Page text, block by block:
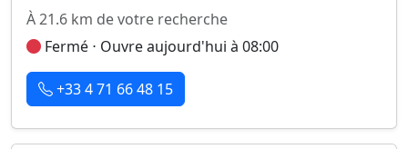
À 21.6 km de votre recherche
Fermé ⋅ Ouvre aujourd'hui à 08:00
+33 4 71 66 48 15